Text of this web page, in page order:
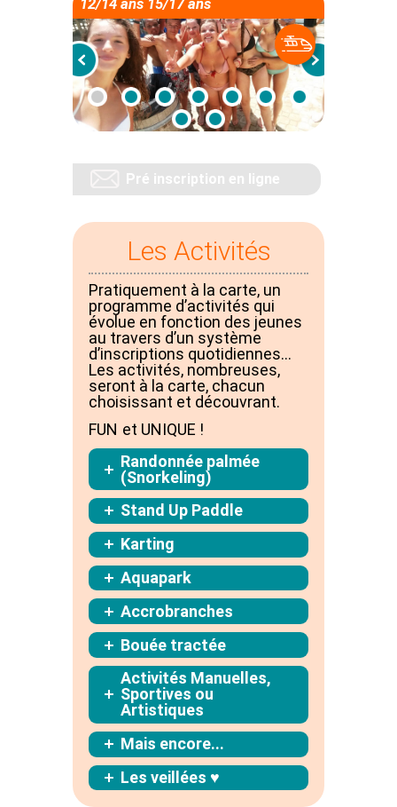
12/14 ans 15/17 ans
Pré inscription en ligne
Les Activités
Pratiquement à la carte, un
programme d’activités qui
évolue en fonction des jeunes
au travers d’un système
d’inscriptions quotidiennes…
Les activités, nombreuses,
seront à la carte, chacun
choisissant et découvrant.
FUN et UNIQUE !
Randonnée palmée
(Snorkeling)
Stand Up Paddle
Karting
Aquapark
Accrobranches
Bouée tractée
Activités Manuelles,
Sportives ou
Artistiques
Mais encore...
Les veillées ♥